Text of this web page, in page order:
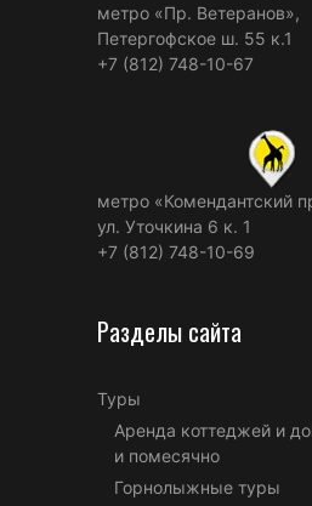
метро «Пр. Ветеранов»,
Петергофское ш. 55 к.1
+7 (812) 748-10-67
метро «Комендантский
ул. Уточкина 6 к. 1
+7 (812) 748-10-69
Разделы сайта
Туры
Аренда коттеджей и
и помесячно
Горнолыжные туры